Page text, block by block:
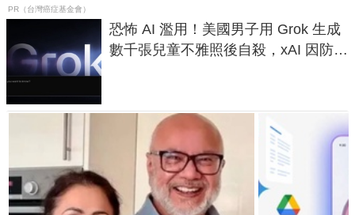
PR（台灣癌症基金會）
恐怖 AI 濫用！美國男子用 Grok 生成
數千張兒童不雅照後自殺，xAI 因防護